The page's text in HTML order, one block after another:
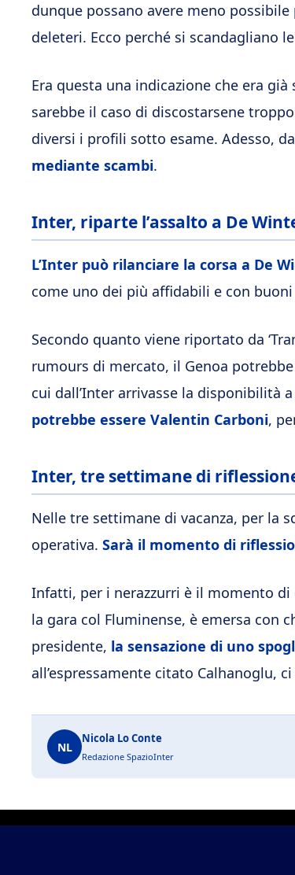
dunque possano avere meno
deleteri. Ecco perché si scandagliano
Era questa una indicazione che era
sarebbe il caso di discostarsene
diversi i profili sotto esame. Adesso,
mediante scambi.
Inter, riparte l’assalto a De
L’Inter può rilanciare la corsa a De
come uno dei più affidabili e con
Secondo quanto viene riportato da
rumours di mercato, il Genoa
cui dall’Inter arrivasse la disponibilità
potrebbe essere Valentin Carboni,
Inter, tre settimane di
Nelle tre settimane di vacanza, per la
operativa. Sarà il momento di
Infatti, per i nerazzurri è il momento
la gara col Fluminense, è emersa con
presidente, la sensazione di uno
all’espressamente citato Calhanoglu,
NL
Nicola Lo Conte
Redazione SpazioInter